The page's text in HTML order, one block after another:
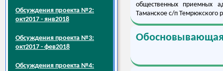
Обсуждения проекта №2:
окт2017 - янв2018
Обсуждения проекта №3:
окт2017 - фев2018
Обсуждения проекта №4:
общественных приемных
Таманское с/п